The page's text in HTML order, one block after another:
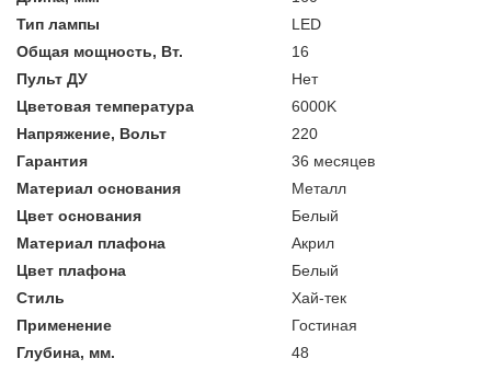
Тип лампы
LED
Общая мощность, Вт.
16
Пульт ДУ
Нет
Цветовая температура
6000K
Напряжение, Вольт
220
Гарантия
36 месяцев
Материал основания
Металл
Цвет основания
Белый
Материал плафона
Акрил
Цвет плафона
Белый
Стиль
Хай-тек
Применение
Гостиная
Глубина, мм.
48